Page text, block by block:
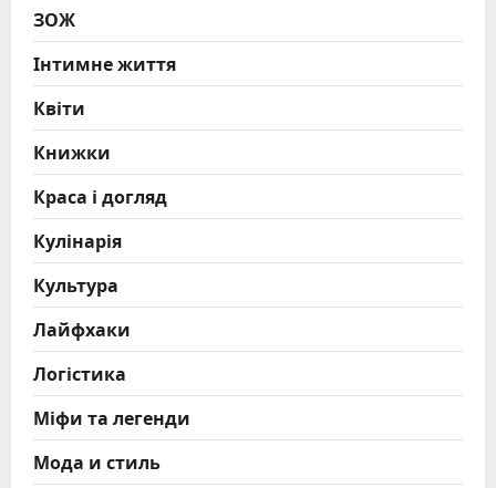
ЗОЖ
Інтимне життя
Квіти
Книжки
Краса і догляд
Кулінарія
Культура
Лайфхаки
Логістика
Міфи та легенди
Мода и стиль